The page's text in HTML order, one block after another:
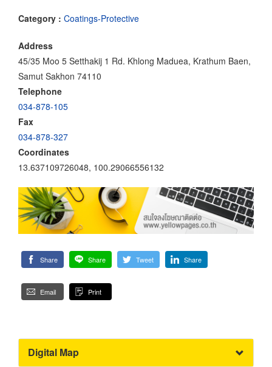
Category : Coatings-Protective
Address
45/35 Moo 5 Setthakij 1 Rd. Khlong Maduea, Krathum Baen,
Samut Sakhon 74110
Telephone
034-878-105
Fax
034-878-327
Coordinates
13.637109726048, 100.29066556132
Share Share Tweet Share
Email Print
Digital Map